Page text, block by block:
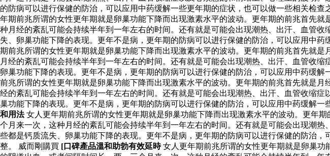
的防病可以进行保健的防治，可以应用中药缓解一些更年期的症状，也可以做一些相关检
年期前兆所谓的女性更年期就是卵巢功能下降而出现激素水平的波动。更年期的前兆首先
种月经的紊乱可能会持续半年到一年左右的时间。还有就是可能会出现潮热、出汗、血管
失、卵巢功能下降的表现。更年不是病，更年期的防病可以进行保健的防治，可以应用中
期前兆所谓的女性更年期就是卵巢功能下降而出现激素水平的波动。更年期的前兆首先就
月经的紊乱可能会持续半年到一年左右的时间。还有就是可能会出现潮热、出汗、血管收
卵巢功能下降的表现。更年不是病，更年期的防病可以进行保健的防治，可以应用中药缓
前兆所谓的女性更年期就是卵巢功能下降而出现激素水平的波动。更年期的前兆首先就是
经的紊乱可能会持续半年到一年左右的时间。还有就是可能会出现潮热、出汗、血管收缩
巢功能下降的表现。更年不是病，更年期的防病可以进行保健的防治，可以应用中药缓解
和用法女人更年期前兆所谓的女性更年期就是卵巢功能下降而出现激素水平的波动。更年
个月来一次，这种月经的紊乱可能会持续半年到一年左右的时间。还有就是可能会出现潮
些都是钙质流失、卵巢功能下降的表现。更年不是病，更年期的防病可以进行保健的防治
整。 威而剛購買 [口碑產品溫和助勃有效延時女人更年期前兆所谓的女性更年期就是卵巢功